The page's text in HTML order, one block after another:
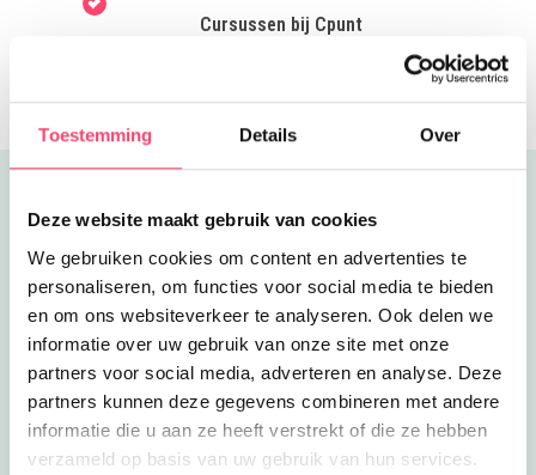
Toestemming Details Over
Deze website maakt gebruik van cookies
We gebruiken cookies om content en advertenties te
personaliseren, om functies voor social media te bieden
en om ons websiteverkeer te analyseren. Ook delen we
informatie over uw gebruik van onze site met onze
partners voor social media, adverteren en analyse. Deze
partners kunnen deze gegevens combineren met andere
informatie die u aan ze heeft verstrekt of die ze hebben
verzameld op basis van uw gebruik van hun services.
Cursussen bij Cpunt
plek voor cultuurvriendjes van alle
leeftijden!